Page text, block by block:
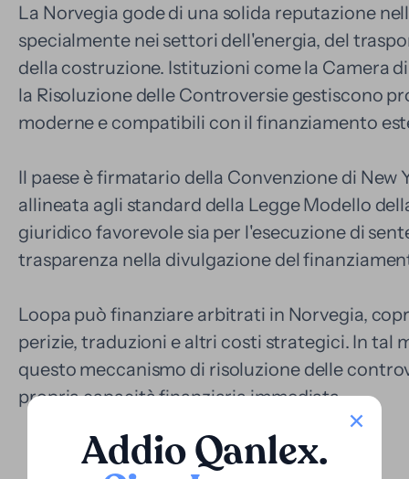
Addio Qanlex.
La Norvegia gode di una solida reputazione
specialmente nei settori dell'energia, del
della costruzione. Istituzioni come la Camera
la Risoluzione delle Controversie gestiscono
moderne e compatibili con il finanziamento
Il paese è firmatario della Convenzione di New
allineata agli standard della Legge Modello
giuridico favorevole sia per l'esecuzione di
trasparenza nella divulgazione del
Loopa può finanziare arbitrati in Norvegia,
perizie, traduzioni e altri costi strategici. In tal
questo meccanismo di risoluzione delle
propria capacità finanziaria immediata.